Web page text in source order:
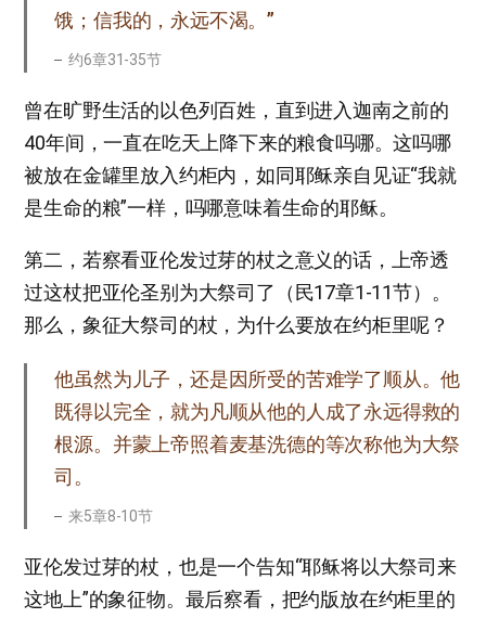
饿；信我的，永远不渴。”
约6章31-35节
曾在旷野生活的以色列百姓，直到进入迦南之前的
40年间，一直在吃天上降下来的粮食吗哪。这吗哪
被放在金罐里放入约柜内，如同耶稣亲自见证“我就
是生命的粮”一样，吗哪意味着生命的耶稣。
第二，若察看亚伦发过芽的杖之意义的话，上帝透
过这杖把亚伦圣别为大祭司了（民17章1-11节）。
那么，象征大祭司的杖，为什么要放在约柜里呢？
他虽然为儿子，还是因所受的苦难学了顺从。他
既得以完全，就为凡顺从他的人成了永远得救的
根源。并蒙上帝照着麦基洗德的等次称他为大祭
司。
来5章8-10节
亚伦发过芽的杖，也是一个告知“耶稣将以大祭司来
这地上”的象征物。最后察看，把约版放在约柜里的